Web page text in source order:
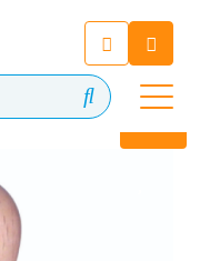
chatbot